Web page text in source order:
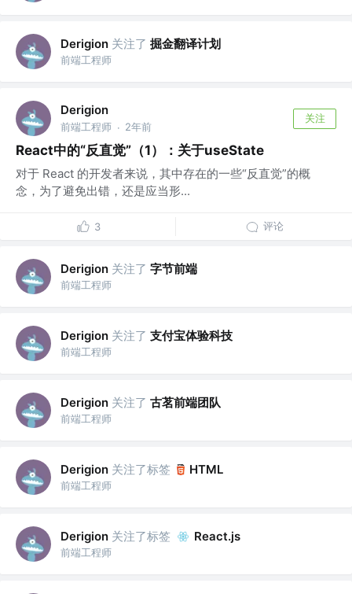
Derigion 关注了 掘金翻译计划
前端工程师
Derigion
前端工程师 · 2年前
关注
React中的“反直觉”（1）：关于useState
对于 React 的开发者来说，其中存在的一些“反直觉”的概
念，为了避免出错，还是应当形...
3 评论
Derigion 关注了 字节前端
前端工程师
Derigion 关注了 支付宝体验科技
前端工程师
Derigion 关注了 古茗前端团队
前端工程师
Derigion 关注了标签 HTML
前端工程师
Derigion 关注了标签 React.js
前端工程师